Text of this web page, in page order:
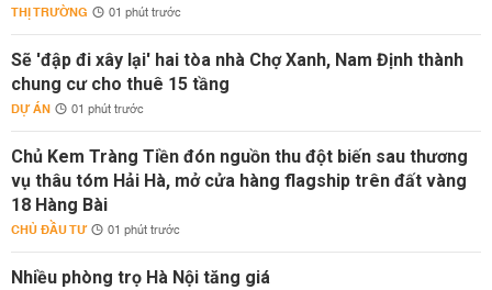
THỊ TRƯỜNG 01 phút trước
Sẽ 'đập đi xây lại' hai tòa nhà Chợ Xanh, Nam Định thành
chung cư cho thuê 15 tầng
DỰ ÁN 01 phút trước
Chủ Kem Tràng Tiền đón nguồn thu đột biến sau thương
vụ thâu tóm Hải Hà, mở cửa hàng flagship trên đất vàng
18 Hàng Bài
CHỦ ĐẦU TƯ 01 phút trước
Nhiều phòng trọ Hà Nội tăng giá